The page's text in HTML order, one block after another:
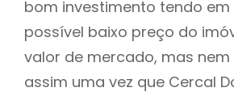
bom investimento tendo
possível baixo preço do
valor de mercado, mas
assim uma vez que Cercal